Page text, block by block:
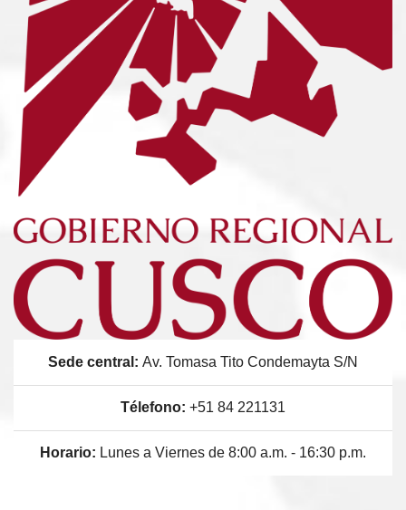
Sede central: Av. Tomasa Tito Condemayta S/N
Télefono: +51 84 221131
Horario: Lunes a Viernes de 8:00 a.m. - 16:30 p.m.